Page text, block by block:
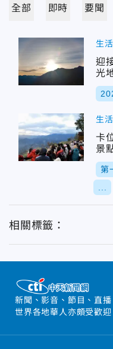
全部 即時 要聞
生活
迎
光
生活
卡
景
第
相關標籤：
新聞、影音、節目、直
世界各地華人亦頗受歡